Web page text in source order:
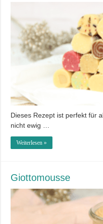
Dieses Rezept ist perfekt für
nicht ewig …
Weiterlesen »
Giottomousse